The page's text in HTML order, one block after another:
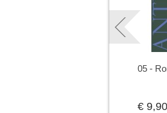
05 -
€ 9,90